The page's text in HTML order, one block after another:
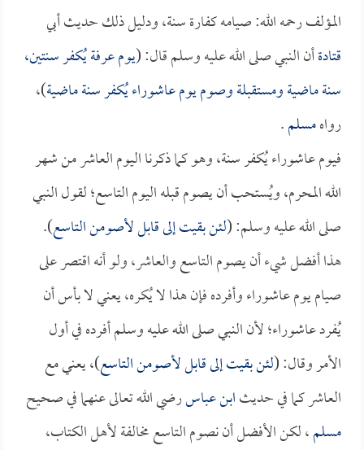
المؤلف رحمه الله: صيامه كفارة سنة، ودليل ذلك حديث أبي
قتادةأن النبي صلى الله عليه وسلم قال: (يوم عرفة يُكفر سنتين،
سنة ماضية ومستقبلة وصوم يوم عاشوراء يُكفر سنة ماضية)،
رواهمسلم.
فيوم عاشوراء يُكفر سنة، وهو كما ذكرنا اليوم العاشر من شهر
الله المحرم، ويُستحب أن يصوم قبله اليوم التاسع؛ لقول النبي
صلى الله عليه وسلم: (لئن بقيت إلى قابل لأصومن التاسع).
هذا أفضل شيء أن يصوم التاسع والعاشر، ولو أنه اقتصر على
صيام يوم عاشوراء وأفرده فإن هذا لا يُكره، يعني لا بأس أن
يُفرد عاشوراء؛ لأن النبي صلى الله عليه وسلم أفرده في أول
الأمر وقال: (لئن بقيت إلى قابل لأصومن التاسع)، يعني مع
العاشر كما في حديثابن عباسرضي الله تعالى عنهما في صحيح
مسلم، لكن الأفضل أن نصوم التاسع مخالفة لأهل الكتاب،